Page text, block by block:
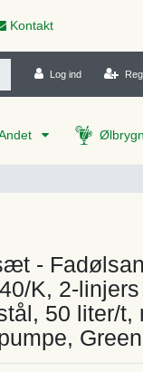
Kontakt
Log ind
-
K, 2-
50 liter/t,